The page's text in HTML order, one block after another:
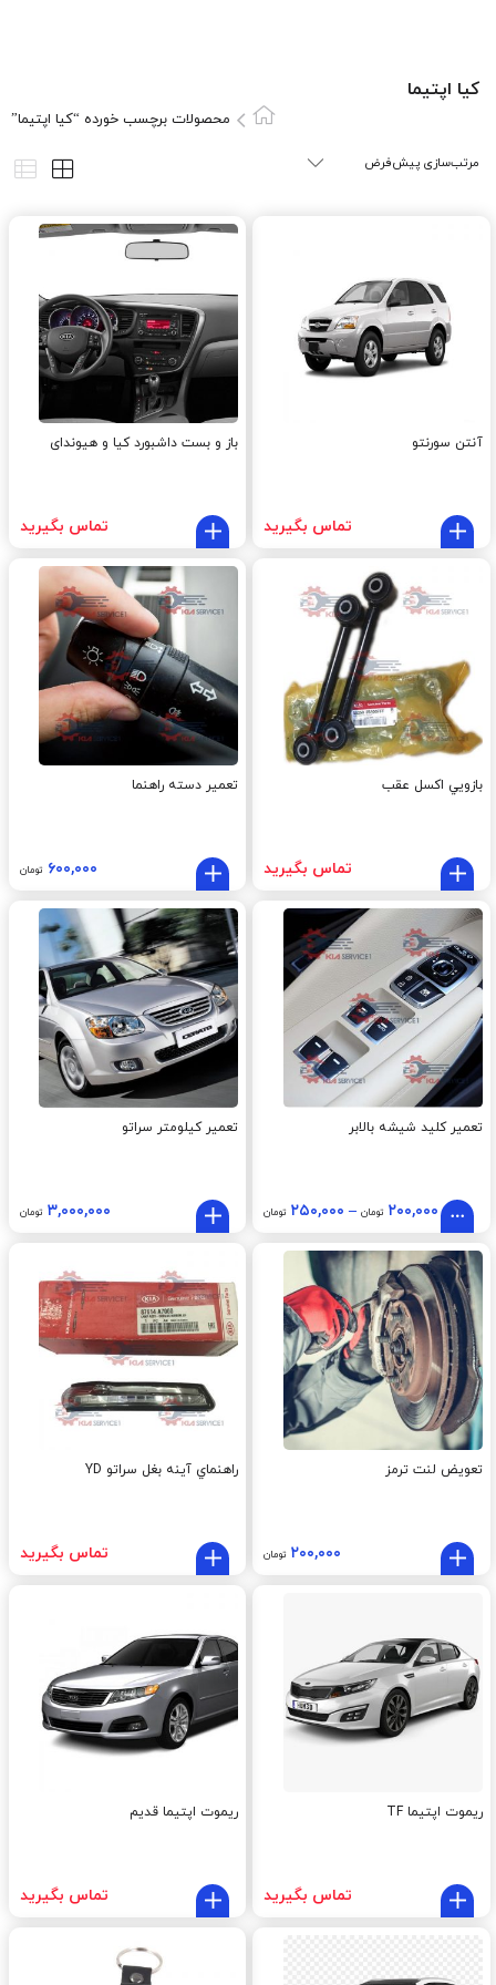
کيا اپتيما
محصولات برچسب خورده “کيا اپتيما”
آنتن سورنتو
تماس بگیرید
باز و بست داشبورد کیا و هیوندای
تماس بگیرید
بازويي اکسل عقب
تماس بگیرید
تعمیر دسته راهنما
۶۰۰,۰۰۰ تومان
تعمیر کلید شیشه بالابر
۲۰۰,۰۰۰ تومان– ۲۵۰,۰۰۰ تومان
تعمیر کیلومتر سراتو
۳,۰۰۰,۰۰۰ تومان
تعویض لنت ترمز
۲۰۰,۰۰۰ تومان
راهنماي آينه بغل سراتو YD
تماس بگیرید
ریموت اپتیما TF
تماس بگیرید
ریموت اپتیما قدیم
تماس بگیرید